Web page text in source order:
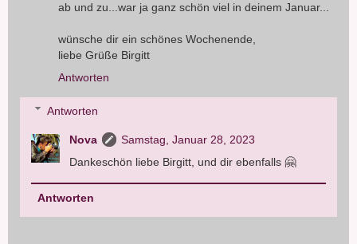
ab und zu...war ja ganz schön viel in deinem Januar...
wünsche dir ein schönes Wochenende,
liebe Grüße Birgitt
Antworten
Antworten
Nova
Samstag, Januar 28, 2023
Dankeschön liebe Birgitt, und dir ebenfalls 🤗
Antworten